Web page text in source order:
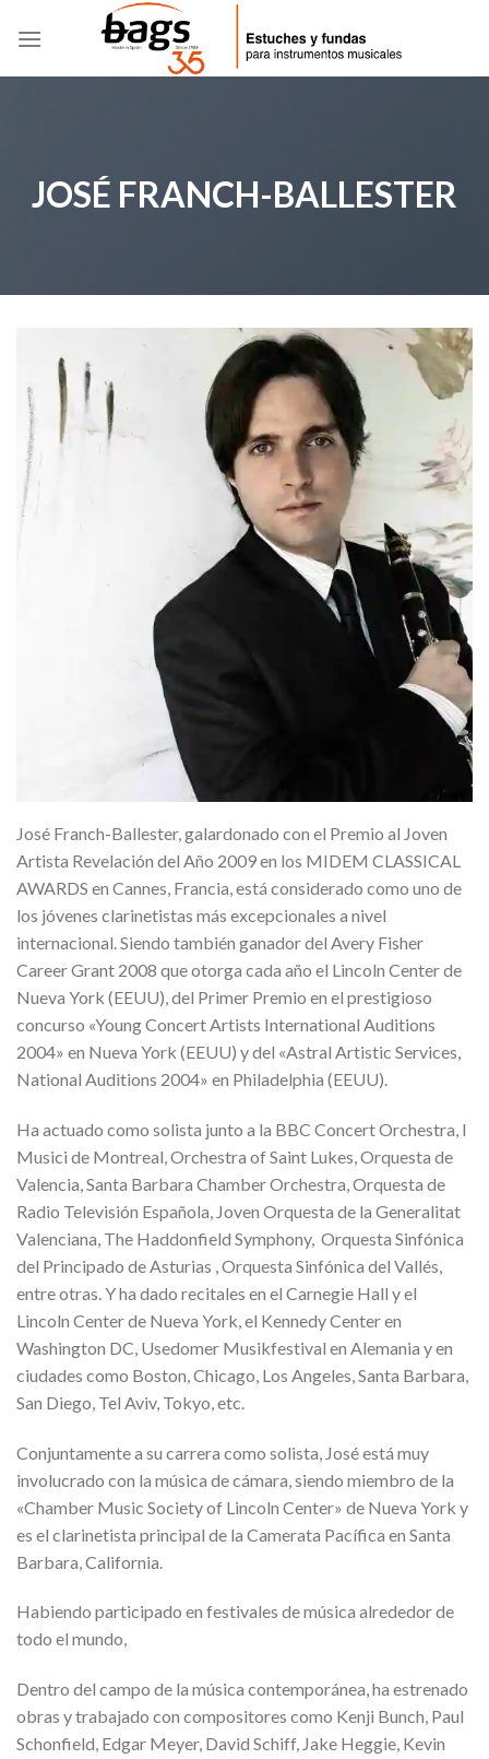
JOSÉ FRANCH-BALLESTER
José Franch-Ballester, galardonado con el Premio al Joven
Artista Revelación del Año 2009 en los MIDEM CLASSICAL
AWARDS en Cannes, Francia, está considerado como uno de
los jóvenes clarinetistas más excepcionales a nivel
internacional. Siendo también ganador del Avery Fisher
Career Grant 2008 que otorga cada año el Lincoln Center de
Nueva York (EEUU), del Primer Premio en el prestigioso
concurso «Young Concert Artists International Auditions
2004» en Nueva York (EEUU) y del «Astral Artistic Services,
National Auditions 2004» en Philadelphia (EEUU).
Ha actuado como solista junto a la BBC Concert Orchestra, I
Musici de Montreal, Orchestra of Saint Lukes, Orquesta de
Valencia, Santa Barbara Chamber Orchestra, Orquesta de
Radio Televisión Española, Joven Orquesta de la Generalitat
Valenciana, The Haddonfield Symphony, Orquesta Sinfónica
del Principado de Asturias , Orquesta Sinfónica del Vallés,
entre otras. Y ha dado recitales en el Carnegie Hall y el
Lincoln Center de Nueva York, el Kennedy Center en
Washington DC, Usedomer Musikfestival en Alemania y en
ciudades como Boston, Chicago, Los Angeles, Santa Barbara,
San Diego, Tel Aviv, Tokyo, etc.
Conjuntamente a su carrera como solista, José está muy
involucrado con la música de cámara, siendo miembro de la
«Chamber Music Society of Lincoln Center» de Nueva York y
es el clarinetista principal de la Camerata Pacífica en Santa
Barbara, California.
Habiendo participado en festivales de música alrededor de
todo el mundo,
Dentro del campo de la música contemporánea, ha estrenado
obras y trabajado con compositores como Kenji Bunch, Paul
Schonfield, Edgar Meyer, David Schiff, Jake Heggie, Kevin